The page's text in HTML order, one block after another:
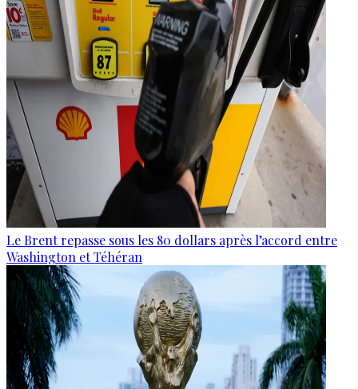
Le Brent repasse sous les 80 dollars après l’accord entre
Washington et Téhéran